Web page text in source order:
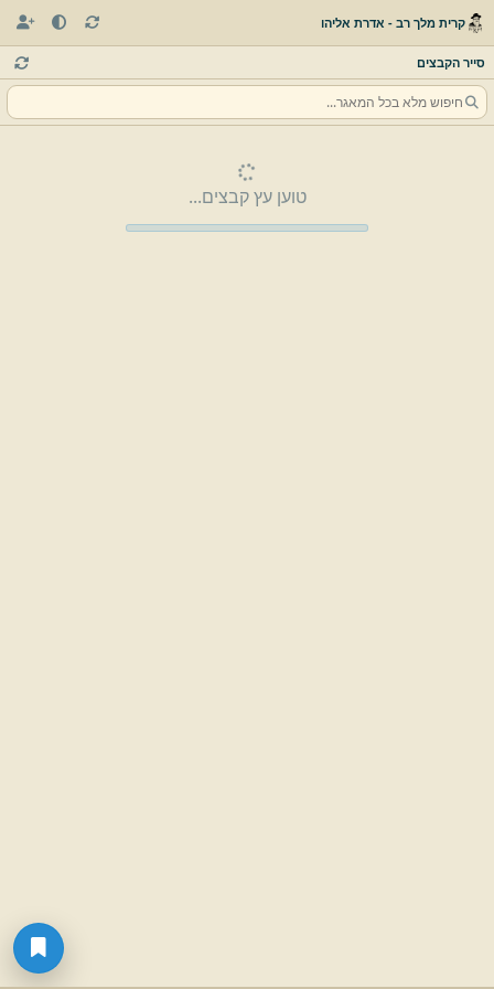
קרית מלך רב - אדרת אליהו
סייר הקבצים
טוען עץ קבצים...